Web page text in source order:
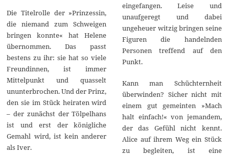
Die Titelrolle der »Prinzessin,
die niemand zum Schweigen
bringen konnte« hat Helene
übernommen. Das passt
bestens zu ihr: sie hat so viele
Freundinnen, ist immer
Mittelpunkt und quasselt
ununterbrochen. Und der Prinz,
den sie im Stück heiraten wird
– der zunächst der Tölpelhans
ist und erst der königliche
Gemahl wird, ist kein anderer
als Iver.
eingefangen. Leise und
unaufgeregt und dabei
ungeheuer witzig bringen seine
Figuren die handelnden
Personen treffend auf den
Punkt.
Kann man Schüchternheit
überwinden? Sicher nicht mit
einem gut gemeinten »Mach
halt einfach!« von jemandem,
der das Gefühl nicht kennt.
Alice auf ihrem Weg ein Stück
zu begleiten, ist eine